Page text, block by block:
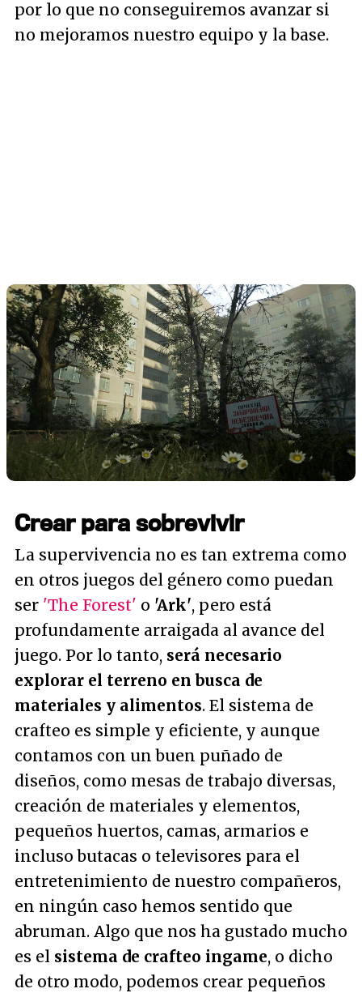
por lo que no conseguiremos avanzar si
no mejoramos nuestro equipo y la base.
Crear para sobrevivir
La supervivencia no es tan extrema como
en otros juegos del género como puedan
ser 'The Forest' o 'Ark', pero está
profundamente arraigada al avance del
juego. Por lo tanto, será necesario
explorar el terreno en busca de
materiales y alimentos. El sistema de
crafteo es simple y eficiente, y aunque
contamos con un buen puñado de
diseños, como mesas de trabajo diversas,
creación de materiales y elementos,
pequeños huertos, camas, armarios e
incluso butacas o televisores para el
entretenimiento de nuestro compañeros,
en ningún caso hemos sentido que
abruman. Algo que nos ha gustado mucho
es el sistema de crafteo ingame, o dicho
de otro modo, podemos crear pequeños